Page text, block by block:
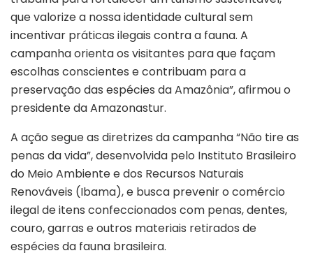
que valorize a nossa identidade cultural sem
incentivar práticas ilegais contra a fauna. A
campanha orienta os visitantes para que façam
escolhas conscientes e contribuam para a
preservação das espécies da Amazônia”, afirmou o
presidente da Amazonastur.
A ação segue as diretrizes da campanha “Não tire as
penas da vida”, desenvolvida pelo Instituto Brasileiro
do Meio Ambiente e dos Recursos Naturais
Renováveis (Ibama), e busca prevenir o comércio
ilegal de itens confeccionados com penas, dentes,
couro, garras e outros materiais retirados de
espécies da fauna brasileira.